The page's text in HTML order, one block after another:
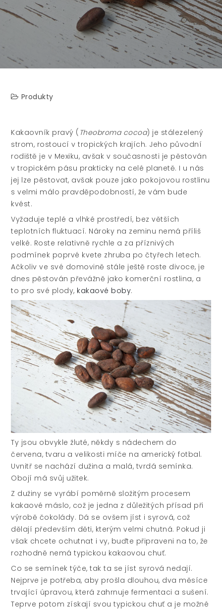
Produkty
Kakaovník pravý ( Theobroma cocoa) je stálezelený
strom, rostoucí v tropických krajích. Jeho původní
rodiště je v Mexiku, avšak v současnosti je pěstován
v tropickém pásu prakticky na celé planetě. I u nás
jej lze pěstovat, avšak pouze jako pokojovou rostlinu
s velmi málo pravděpodobností, že vám bude
kvést.
Vyžaduje teplé a vlhké prostředí, bez větších
teplotních fluktuací. Nároky na zeminu nemá příliš
velké. Roste relativně rychle a za příznivých
podmínek poprvé kvete zhruba po čtyřech letech.
Ačkoliv ve své domovině stále ještě roste divoce, je
dnes pěstován převážně jako komerční rostlina, a
to pro své plody, kakaové boby.
Ty jsou obvykle žluté, někdy s nádechem do
červena, tvaru a velikosti míče na americký fotbal.
Uvnitř se nachází dužina a malá, tvrdá semínka.
Obojí má svůj užitek.
Z dužiny se vyrábí poměrně složitým procesem
kakaové máslo, což je jedna z důležitých přísad při
výrobě čokolády. Dá se ovšem jíst i syrová, což
dělají především děti, kterým velmi chutná. Pokud ji
však chcete ochutnat i vy, buďte připraveni na to, že
rozhodně nemá typickou kakaovou chuť.
Co se semínek týče, tak ta se jíst syrová nedají.
Nejprve je potřeba, aby prošla dlouhou, dva měsíce
trvající úpravou, která zahrnuje fermentaci a sušení.
Teprve potom získají svou typickou chuť a je možné